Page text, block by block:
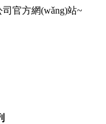
官方網(wǎng)站~